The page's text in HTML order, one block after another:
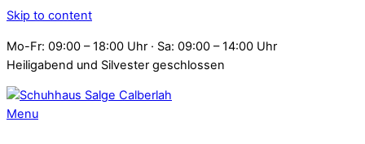
Skip to content
Mo-Fr: 09:00 – 18:00 Uhr · Sa: 09:00 – 14:00 Uhr
Heiligabend und Silvester geschlossen
Menu